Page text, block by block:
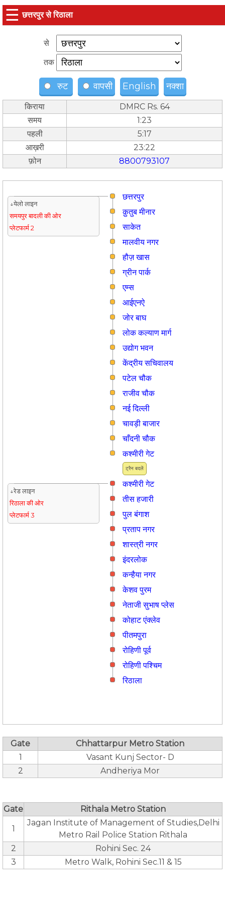
☰ छत्तरपुर से रिठाला
से
तक
रुट वापसी English नक्शा
किराया
DMRC Rs. 64
समय
1:23
पहली
5:17
आख़री
23:22
फ़ोन
8800793107
छत्तरपुर
↓येलो लाइन
समयपुर बादली की ओर
प्लेटफार्म 2
क़ुतुब मीनार
साकेत
मालवीय नगर
हौज़ खास
ग्रीन पार्क
एम्स
आईएनऐ
जोर बाघ
लोक कल्याण मार्ग
उद्योग भवन
केंद्रीय सचिवालय
पटेल चौक
राजीव चौक
नई दिल्ली
चावड़ी बाजार
चाँदनी चौक
ट्रैन बदलें
कश्मीरी गेट
कश्मीरी गेट
↓रेड लाइन
रिठाला की ओर
प्लेटफार्म 3
तीस हजारी
पुल बंगाश
प्रताप नगर
शास्त्री नगर
इंदरलोक
कन्हैया नगर
केशव पुरम
नेताजी सुभाष प्लेस
कोहाट एंक्लेव
पीतमपुरा
रोहिणी पूर्व
रोहिणी पश्चिम
रिठाला
Gate
Chhattarpur Metro Station
1
Vasant Kunj Sector- D
2
Andheriya Mor
Gate Rithala Metro Station
1
Jagan Institute of Management of Studies,Delhi
Metro Rail Police Station Rithala
2
Rohini Sec. 24
3
Metro Walk, Rohini Sec.11 & 15